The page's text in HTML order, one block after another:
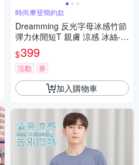
時尚摩登簡約款
Dreamming 反光字母冰感竹節
彈力休閒短T 親膚 涼感 冰絲-共
二色
$399
活動 券
加入購物車